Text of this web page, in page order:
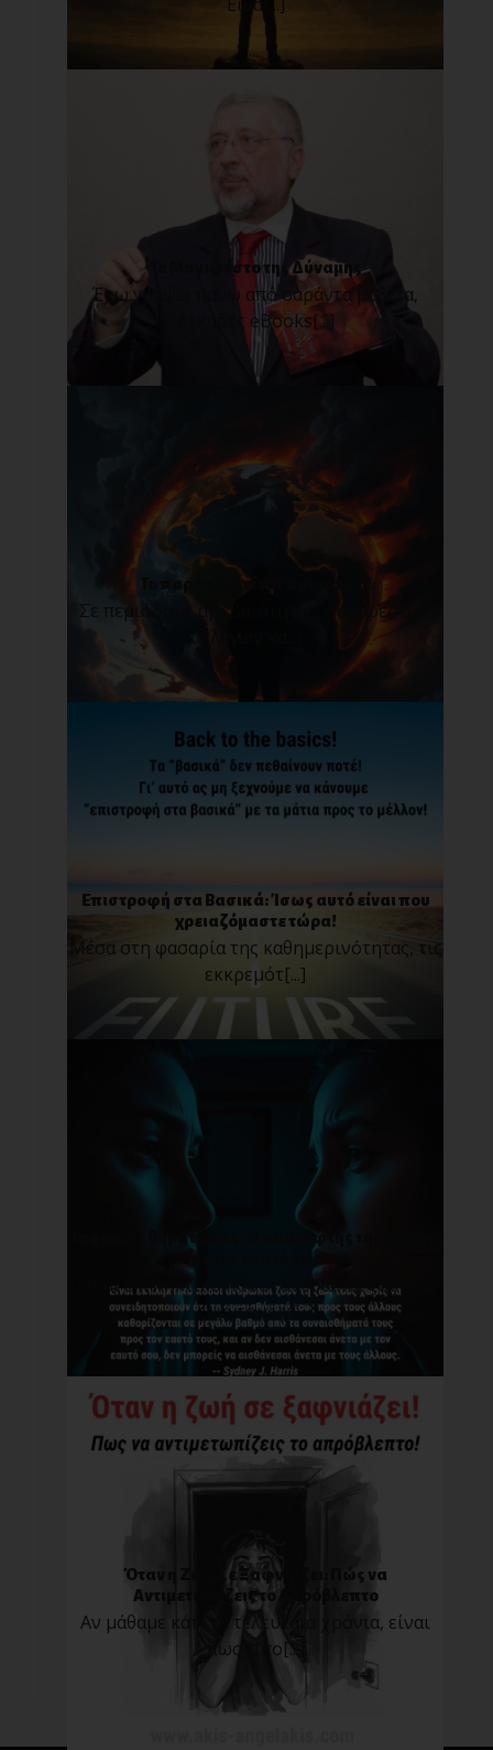
Το Μανιφέστο της Δύναμης
Έχω γράψει πάνω από σαράντα βιβλία,
δεκάδες eBooks[...]
Το παρόν δεν είναι παντοτινό!
Σε περιόδους αβεβαιότητας, δυσάρεστων
Επιστροφή στα Βασικά: Ίσως αυτό είναι που
χρειαζόμαστε τώρα!
Μέσα στη φασαρία της καθημερινότητας, τις
εκκρεμότ[...]
Τα συναισθήματά μας : O καθρέφτης της σχέσης
Είναι εκπληκτικό πόσοι άνθρωποι ζουν τη
ζωή τους χ[...]
Όταν η Ζωή Σε Ξαφνιάζει: Πώς να
Αντιμετωπίζεις το Απρόβλεπτο
Αν μάθαμε κάτι τα τελευταία χρόνια, είναι
πως τίπο[...]